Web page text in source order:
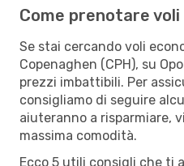
Come prenotare voli
Se stai cercando voli
Copenaghen (CPH), su
prezzi imbattibili. Per
consigliamo di seguire
aiuteranno a risparmiare,
massima comodità.
Ecco 5 utili consigli che ti